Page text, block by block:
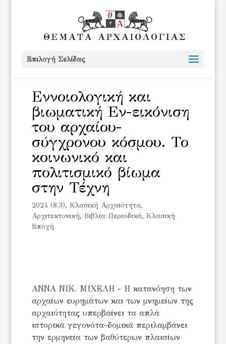
Επιλογή Σελίδας
Εννοιολογική και
βιωματική Εν-εικόνιση
του αρχαίου-
σύγχρονου κόσμου. Το
κοινωνικό και
πολιτισμικό βίωμα
στην Τέχνη
2024 (8.3), Kλασική Αρχαιότητα,
Αρχιτεκτονική, Βιβλία-Περιοδικά, Κλασική
Εποχή
ΑΝΝΑ ΝΙΚ. ΜΙΧΕΛΗ - Η κατανόηση των
αρχαίων ευρημάτων και των μνημείων της
αρχαιότητας υπερβαίνει τα απλά
ιστορικά γεγονότα-δομικά περιλαμβάνει
την ερμηνεία των βαθύτερων πλαισίων